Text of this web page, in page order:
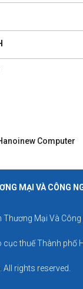
Computer
MẠI VÀ CÔNG
Mại Và
cục thuế Thành phố
rights reserved.